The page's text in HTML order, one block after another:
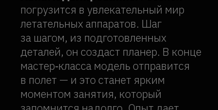
Стоимость и длительность
детских мастер-классов
Стоимость участия
за ребенка. Цена зависит от выбранного
направления и длительности занятия.